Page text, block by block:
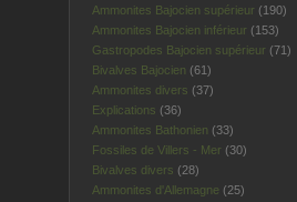
Ammonites Bajocien supérieur (190)
Ammonites Bajocien inférieur (153)
Gastropodes Bajocien supérieur (71)
Bivalves Bajocien (61)
Ammonites divers (37)
Explications (36)
Ammonites Bathonien (33)
Fossiles de Villers - Mer (30)
Bivalves divers (28)
Ammonites d'Allemagne (25)